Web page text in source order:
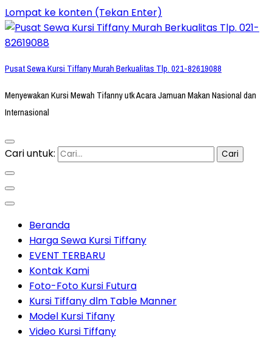
Lompat ke konten (Tekan Enter)
Pusat Sewa Kursi Tiffany Murah Berkualitas Tlp. 021-82619088
Menyewakan Kursi Mewah Tifanny utk Acara Jamuan Makan Nasional dan
Internasional
Cari untuk:
Beranda
Harga Sewa Kursi Tiffany
EVENT TERBARU
Kontak Kami
Foto-Foto Kursi Futura
Kursi Tiffany dlm Table Manner
Model Kursi Tifany
Video Kursi Tiffany